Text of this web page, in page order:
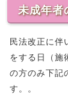
未成年者
民法改正に伴
をする日（施
の方のみ下記
す。。